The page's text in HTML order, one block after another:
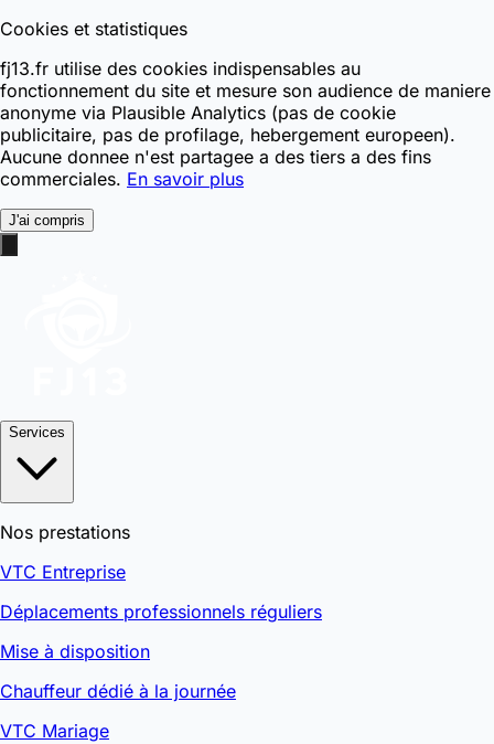
Cookies et statistiques
fj13.fr utilise des cookies indispensables au
fonctionnement du site et mesure son audience de maniere
anonyme via Plausible Analytics (pas de cookie
publicitaire, pas de profilage, hebergement europeen).
Aucune donnee n'est partagee a des tiers a des fins
commerciales. En savoir plus
J'ai compris
Services
Nos prestations
VTC Entreprise
Déplacements professionnels réguliers
Mise à disposition
Chauffeur dédié à la journée
VTC Mariage